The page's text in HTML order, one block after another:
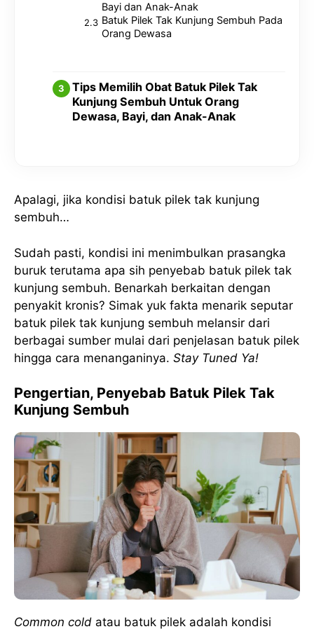
Bayi dan Anak-Anak
Batuk Pilek Tak Kunjung Sembuh Pada
Orang Dewasa
Tips Memilih Obat Batuk Pilek Tak
Kunjung Sembuh Untuk Orang
Dewasa, Bayi, dan Anak-Anak
Apalagi, jika kondisi batuk pilek tak kunjung
sembuh…
Sudah pasti, kondisi ini menimbulkan prasangka
buruk terutama apa sih penyebab batuk pilek tak
kunjung sembuh. Benarkah berkaitan dengan
penyakit kronis? Simak yuk fakta menarik seputar
batuk pilek tak kunjung sembuh melansir dari
berbagai sumber mulai dari penjelasan batuk pilek
hingga cara menanganinya. Stay Tuned Ya!
Pengertian, Penyebab Batuk Pilek Tak
Kunjung Sembuh
Common cold atau batuk pilek adalah kondisi